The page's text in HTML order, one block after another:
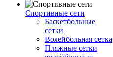
Спортивные сети
Баскетбольные
сетки
Волейбольная сетка
Пляжные сетки